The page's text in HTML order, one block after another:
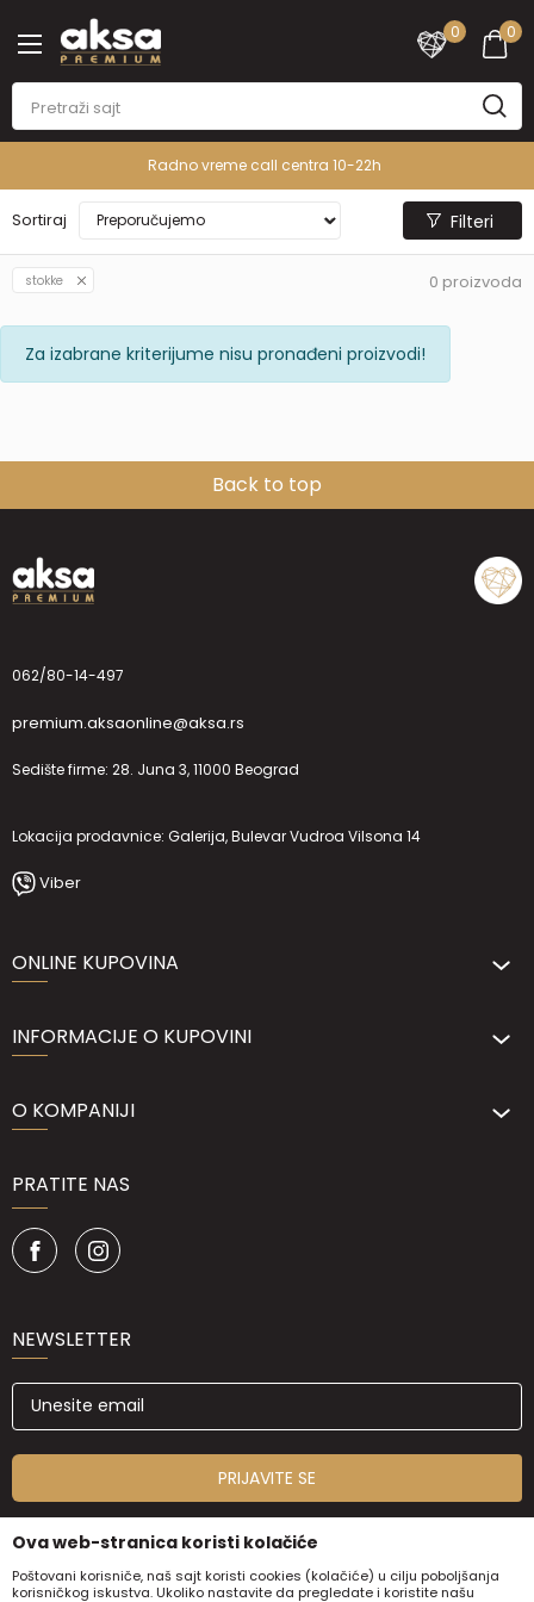
0
0
Radno vreme call centra 10-22h
Sortiraj Filteri
stokke 0 proizvoda
Za izabrane kriterijume nisu pronađeni proizvodi!
Back to top
062/80-14-497
premium.aksaonline@aksa.rs
Sedište firme: 28. Juna 3, 11000 Beograd
Lokacija prodavnice: Galerija, Bulevar Vudroa Vilsona 14
Viber
ONLINE KUPOVINA
INFORMACIJE O KUPOVINI
O KOMPANIJI
PRATITE NAS
NEWSLETTER
PRIJAVITE SE
Ova web-stranica koristi kolačiće
Poštovani korisniče, naš sajt koristi cookies (kolačiće) u cilju poboljšanja
korisničkog iskustva. Ukoliko nastavite da pregledate i koristite našu